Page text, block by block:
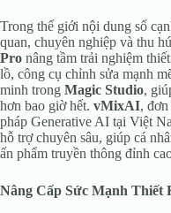
Trong thế giới nội dung số
quan, chuyên nghiệp và thu
Pro nâng tầm trải nghiệm
lồ, công cụ chỉnh sửa mạnh
minh trong Magic Studio,
hơn bao giờ hết. vMixAI,
pháp Generative AI tại Việt
hỗ trợ chuyên sâu, giúp cá
ấn phẩm truyền thông đỉnh
Nâng Cấp Sức Mạnh Thiết